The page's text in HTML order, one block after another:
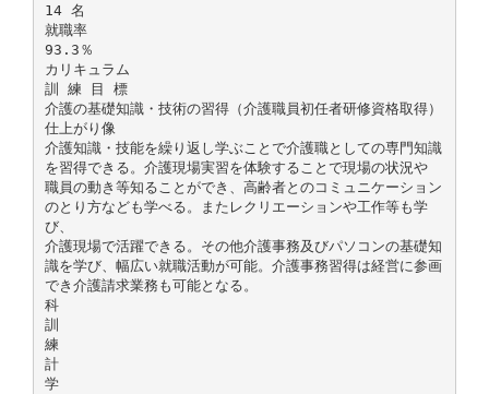
14 名
就職率
93.3％
カリキュラム
訓 練 目 標
介護の基礎知識・技術の習得（介護職員初任者研修資格取得）
仕上がり像
介護知識・技能を繰り返し学ぶことで介護職としての専門知識
を習得できる。介護現場実習を体験することで現場の状況や
職員の動き等知ることができ、高齢者とのコミュニケーション
のとり方なども学べる。またレクリエーションや工作等も学
び、
介護現場で活躍できる。その他介護事務及びパソコンの基礎知
識を学び、幅広い就職活動が可能。介護事務習得は経営に参画
でき介護請求業務も可能となる。
科
訓
練
計
学